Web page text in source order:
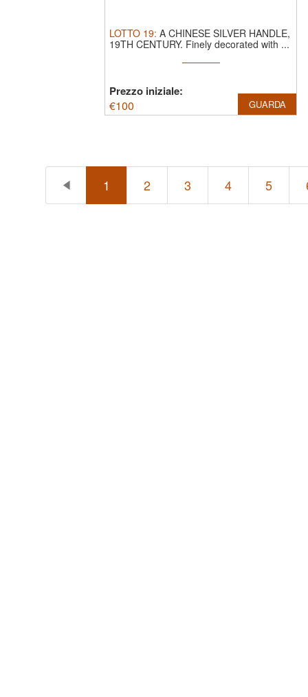
LOTTO 19: A CHINESE SILVER HANDLE,
19TH CENTURY. Finely decorated with ...
Prezzo iniziale:
€100 GUARDA
1 2 3 4 5